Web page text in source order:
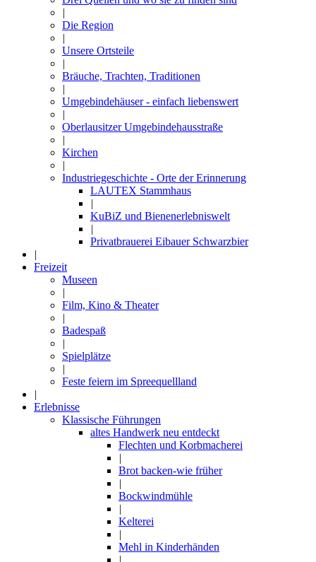
|
Die Region
|
Unsere Ortsteile
|
Bräuche, Trachten, Traditionen
|
Umgebindehäuser - einfach liebenswert
|
Oberlausitzer Umgebindehausstraße
|
Kirchen
|
Industriegeschichte - Orte der Erinnerung
LAUTEX Stammhaus
|
KuBiZ und Bienenerlebniswelt
|
Privatbrauerei Eibauer Schwarzbier
|
Freizeit
Museen
|
Film, Kino & Theater
|
Badespaß
|
Spielplätze
|
Feste feiern im Spreequellland
|
Erlebnisse
Klassische Führungen
altes Handwerk neu entdeckt
Flechten und Korbmacherei
|
Brot backen-wie früher
|
Bockwindmühle
|
Kelterei
|
Mehl in Kinderhänden
|